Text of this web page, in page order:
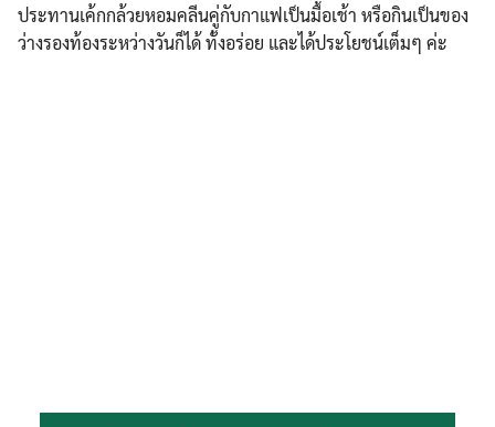
ประทานเค้กกล้วยหอมคลีนคู่กับกาแฟเป็นมื้อเช้า หรือกินเป็นของ
ว่างรองท้องระหว่างวันก็ได้ ทั้งอร่อย และได้ประโยชน์เต็มๆ ค่ะ